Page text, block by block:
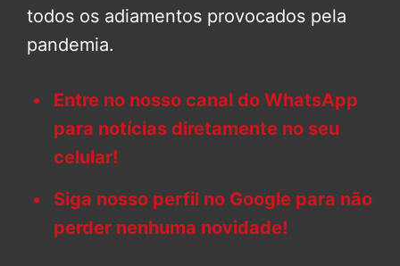
todos os adiamentos provocados pela
pandemia.
Entre no nosso canal do WhatsApp
para notícias diretamente no seu
celular!
Siga nosso perfil no Google para não
perder nenhuma novidade!